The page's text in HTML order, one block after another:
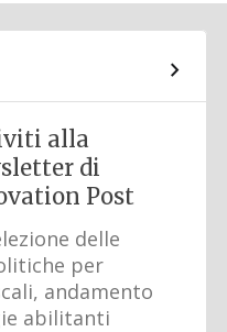
alla
di
Post
delle
per
andamento
abilitanti